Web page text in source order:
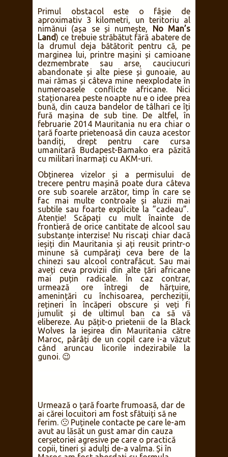
Primul obstacol este o fâșie de
aproximativ 3 kilometri, un teritoriu al
nimănui (așa se și numește, No Man’s
Land) ce trebuie străbătut fără abatere de
la drumul deja bătătorit pentru că, pe
marginea lui, printre mașini și camioane
dezmembrate sau arse, cauciucuri
abandonate și alte piese și gunoaie, au
mai rămas și câteva mine neexplodate în
numeroasele conflicte africane. Nici
staționarea peste noapte nu e o idee prea
bună, din cauza bandelor de tâlhari ce îți
fură mașina de sub tine. De altfel, în
februarie 2014 Mauritania nu era chiar o
țară foarte prietenoasă din cauza acestor
bandiți, drept pentru care cursa
umanitară Budapest-Bamako era păzită
cu militari înarmați cu AKM-uri.
Obținerea vizelor și a permisului de
trecere pentru mașină poate dura câteva
ore sub soarele arzător, timp în care se
fac mai multe controale și aluzii mai
subtile sau foarte explicite la ”cadeau”.
Atenție! Scăpați cu mult înainte de
frontieră de orice cantitate de alcool sau
substanțe interzise! Nu riscați chiar dacă
ieșiți din Mauritania și ați reusit printr-o
minune să cumpărați ceva bere de la
chinezi sau alcool contrafăcut. Sau mai
aveți ceva provizii din alte țări africane
mai puțin radicale. În caz contrar,
urmează ore întregi de hărțuire,
amenințări cu închisoarea, percheziții,
rețineri în încăperi obscure și veți fi
jumulit și de ultimul ban ca să vă
elibereze. Au pățit-o prietenii de la Black
Wolves la ieșirea din Mauritania către
Maroc, pârâți de un copil care i-a văzut
când aruncau licorile indezirabile la
gunoi. 😉
Urmează o țară foarte frumoasă, dar de
ai cărei locuitori am fost sfătuiți să ne
ferim. 🙁 Puținele contacte pe care le-am
avut au lăsăt un gust amar din cauza
cerșetoriei agresive pe care o practică
copii, tineri și adulți de-a valma. Și în